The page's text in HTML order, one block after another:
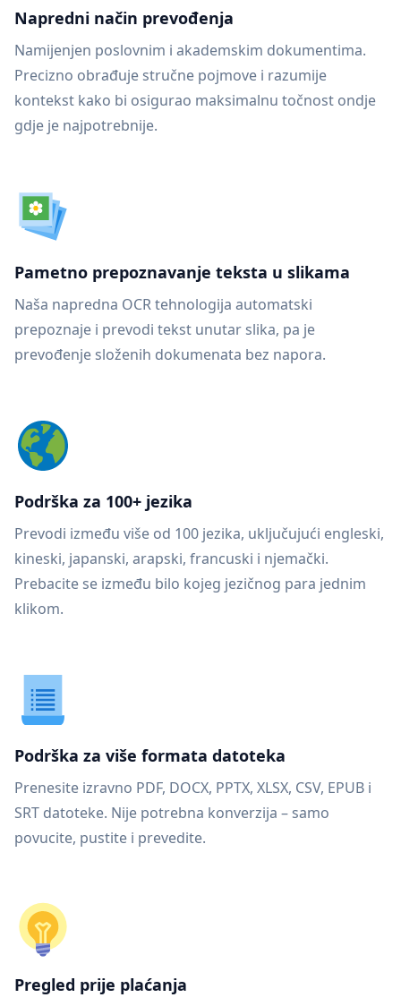
Napredni način prevođenja
Namijenjen poslovnim i akademskim dokumentima.
Precizno obrađuje stručne pojmove i razumije
kontekst kako bi osigurao maksimalnu točnost ondje
gdje je najpotrebnije.
Pametno prepoznavanje teksta u slikama
Naša napredna OCR tehnologija automatski
prepoznaje i prevodi tekst unutar slika, pa je
prevođenje složenih dokumenata bez napora.
Podrška za 100+ jezika
Prevodi između više od 100 jezika, uključujući engleski,
kineski, japanski, arapski, francuski i njemački.
Prebacite se između bilo kojeg jezičnog para jednim
klikom.
Podrška za više formata datoteka
Prenesite izravno PDF, DOCX, PPTX, XLSX, CSV, EPUB i
SRT datoteke. Nije potrebna konverzija – samo
povucite, pustite i prevedite.
Pregled prije plaćanja